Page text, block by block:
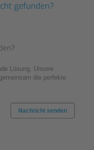
gefunden?
Lösung. Unsere
die perfekte
Nachricht senden